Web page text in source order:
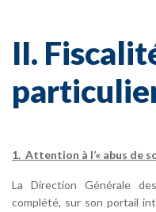
II.
1. Attention à l’« abus de
La Direction Générale
complété, sur son portail